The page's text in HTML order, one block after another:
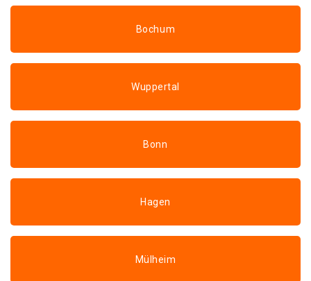
Bochum
Wuppertal
Bonn
Hagen
Mülheim